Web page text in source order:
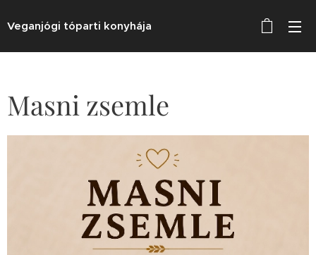
Veganjógi tóparti konyhája
Masni zsemle